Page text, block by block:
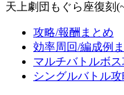
天上劇団もぐら座復刻
攻略/報酬まとめ
効率周回/編成例
マルチバトルボス
シングルバトル攻